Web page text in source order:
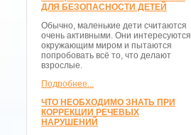
ДЛЯ БЕЗОПАСНОСТИ ДЕТЕЙ
Обычно, маленькие дети считаются
очень активными. Они интересуются
окружающим миром и пытаются
попробовать всё то, что делают
взрослые.
Подробнее...
ЧТО НЕОБХОДИМО ЗНАТЬ ПРИ
КОРРЕКЦИИ РЕЧЕВЫХ
НАРУШЕНИЙ